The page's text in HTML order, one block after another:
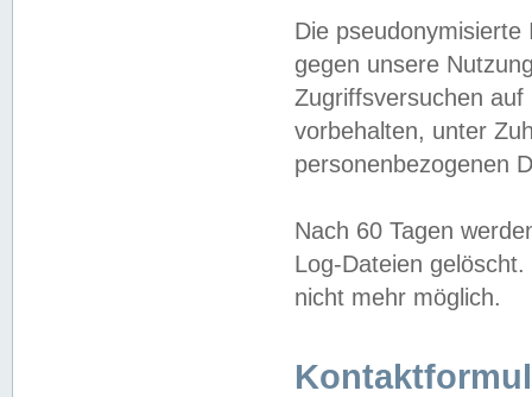
Die
gegen unsere
Zugriffsversuchen
vorbehalten, unter
personenbezogenen
Nach 60 Tagen
Log-Dateien
nicht mehr möglich.